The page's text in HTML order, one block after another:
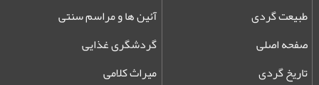
طبیعت گردی
صفحه اصلی
تاریخ گردی
آئین ها و مراسم سنتی
گردشگری غذایی
میراث کلامی